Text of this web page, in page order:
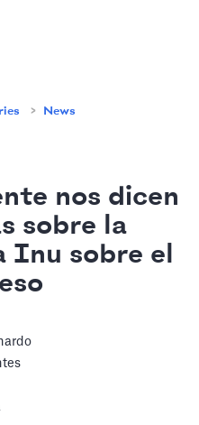
News
nos dicen
sobre la
Inu sobre el